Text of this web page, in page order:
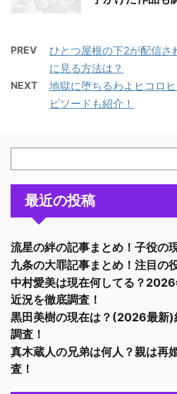
PREV
ひとつ屋根の下2が配信さ
に見る方法は？
NEXT
地獄に堕ちるわよヒコロ
ピソードも紹介！
最近の投稿
流星の絆の記事まとめ！子役の
九条の大罪記事まとめ！注目の
中村愛美は現在何してる？
近況を徹底調査！
黒田美樹の現在は？(2026最新)
調査！
真木蔵人の兄弟は何人？親は再
査！